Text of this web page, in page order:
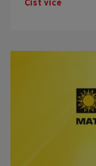
Číst více